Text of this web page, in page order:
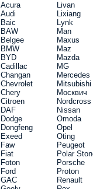
Acura
Audi
Baic
BAW
Belgee
BMW
BYD
Cadillac
Changan
Chevrolet
Chery
Citroen
DAF
Dodge
Dongfeng
Exeed
Faw
Fiat
Foton
Ford
GAC
Livan
Lixiang
Lynk
Man
Maxus
Maz
Mazda
MG
Mercedes
Mitsubishi
Москвич
Nordcross
Nissan
Omoda
Opel
Oting
Peugeot
Polar
Porsche
Proton
Renault